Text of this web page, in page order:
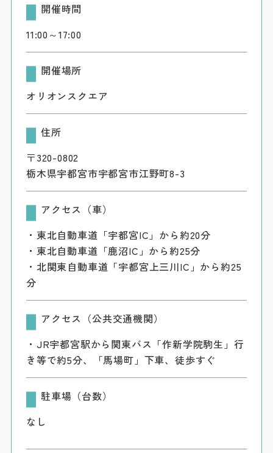
開催時間
11:00～17:00
開催場所
オリオンスクエア
住所
〒320-0802
栃木県宇都宮市宇都宮市江野町8-3
アクセス（車）
・東北自動車道「宇都宮IC」から約20分
・東北自動車道「鹿沼IC」から約25分
・北関東自動車道「宇都宮上三川IC」から約25
分
アクセス（公共交通機関）
・JR宇都宮駅から関東バス「作新学院駒生」行
き等で約5分、「馬場町」下車、徒歩すぐ
駐車場（台数）
なし